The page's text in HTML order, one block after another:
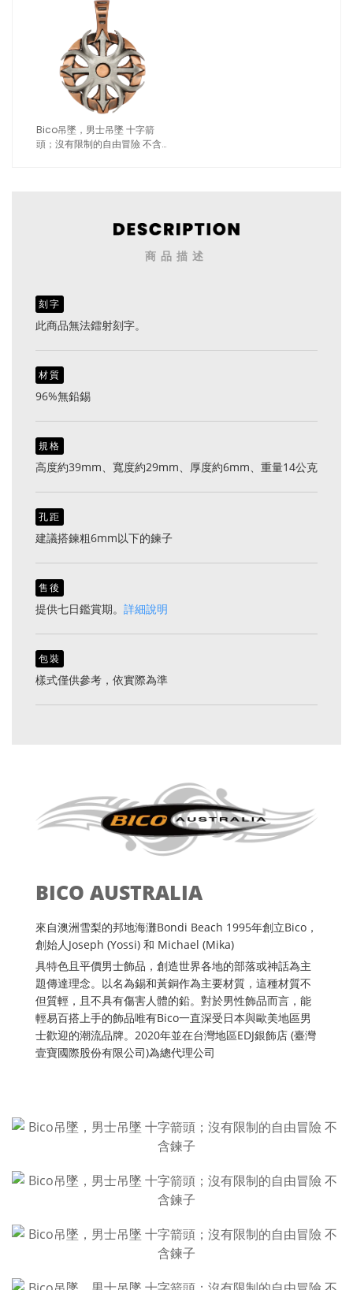
Bico吊墜，男士吊墜 十字箭
頭；沒有限制的自由冒險 不含
商品描述
刻字
此商品無法鐳射刻字。
材質
96%無鉛錫
規格
高度約39mm、寬度約29mm、厚度約6mm、重量14公克
孔距
建議搭鍊粗6mm以下的鍊子
售後
提供七日鑑賞期。 詳細說明
包裝
樣式僅供參考，依實際為準
BICO AUSTRALIA
來自澳洲雪梨的邦地海灘Bondi Beach 1995年創立Bico，
創始人Joseph (Yossi) 和 Michael (Mika)
具特色且平價男士飾品，創造世界各地的部落或神話為主
題傳達理念。以名為錫和黃銅作為主要材質，這種材質不
但質輕，且不具有傷害人體的鉛。對於男性飾品而言，能
輕易百搭上手的飾品唯有Bico一直深受日本與歐美地區男
士歡迎的潮流品牌。2020年並在台灣地區EDJ銀飾店 (臺灣
壹寶國際股份有限公司)為總代理公司